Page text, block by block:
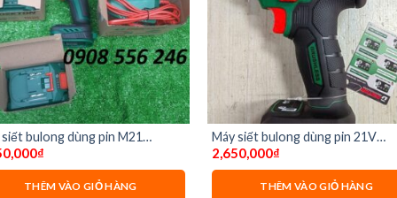
bulong dùng pin M21
520 NCP Đủ Bộ ( pin 4a plus)
₫
THÊM VÀO GIỎ HÀNG
Máy siết bulong dùng pin 21V
Dekton M21-IW850Promax
Pin & Sạc)
2,650,000₫
THÊM VÀO GIỎ HÀNG